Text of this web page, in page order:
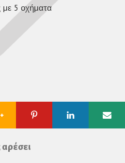
με 5 οχήματα
Google
Plus
Pinterest Linkedin